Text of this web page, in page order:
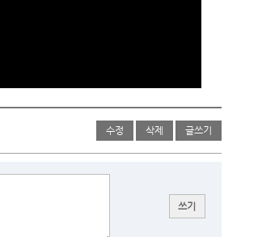
수정 삭제 글쓰기